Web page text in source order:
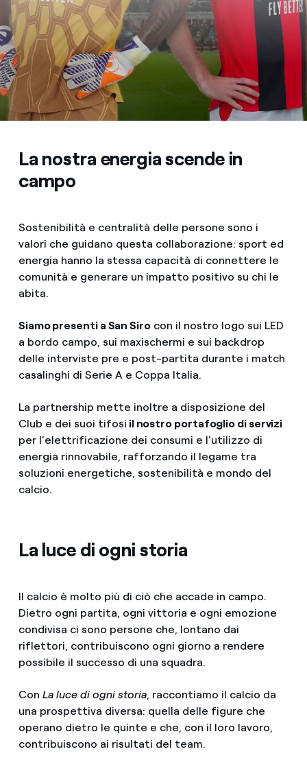
La nostra energia scende in
campo
Sostenibilità e centralità delle persone sono i
valori che guidano questa collaborazione: sport ed
energia hanno la stessa capacità di connettere le
comunità e generare un impatto positivo su chi le
abita.
Siamo presenti a San Sirocon il nostro logo sui LED
a bordo campo, sui maxischermi e sui backdrop
delle interviste pre e post-partita durante i match
casalinghi di Serie A e Coppa Italia.
La partnership mette inoltre a disposizione del
Club e dei suoi tifosi il nostro portafoglio di servizi
per l'elettrificazione dei consumi e l'utilizzo di
energia rinnovabile, rafforzando il legame tra
soluzioni energetiche, sostenibilità e mondo del
calcio.
La luce di ogni storia
Il calcio è molto più di ciò che accade in campo.
Dietro ogni partita, ogni vittoria e ogni emozione
condivisa ci sono persone che, lontano dai
riflettori, contribuiscono ogni giorno a rendere
possibile il successo di una squadra.
Con La luce di ogni storia, raccontiamo il calcio da
una prospettiva diversa: quella delle figure che
operano dietro le quinte e che, con il loro lavoro,
contribuiscono ai risultati del team.